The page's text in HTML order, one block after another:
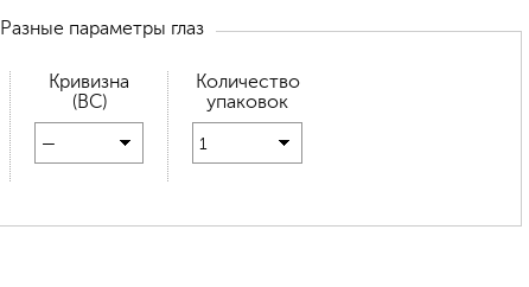
Разные параметры глаз
Кривизна
(BC)
—
Количество
упаковок
1